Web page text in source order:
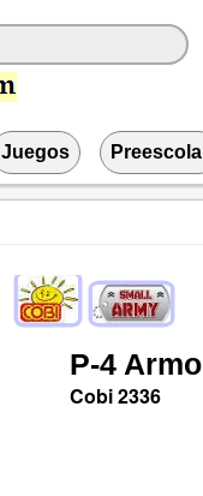
Juegos
P-4
Cobi2336